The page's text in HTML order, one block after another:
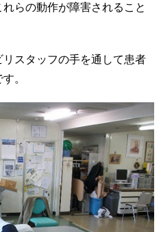
らの動作が障害されること
リスタッフの手を通して患者
。